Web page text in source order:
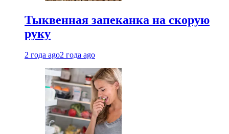
Тыквенная запеканка на скорую
руку
2 года ago2 года ago